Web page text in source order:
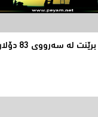
سەرووى 83 دۆلارەوەیە